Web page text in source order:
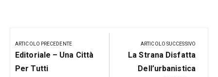
articoli
ARTICOLO PRECEDENTE
Articolo
Precedente:
Editoriale – Una Città
Per Tutti
ARTICOLO SUCCESSIVO
Prossimo
Post
La Strana Disfatta
Dell’urbanistica